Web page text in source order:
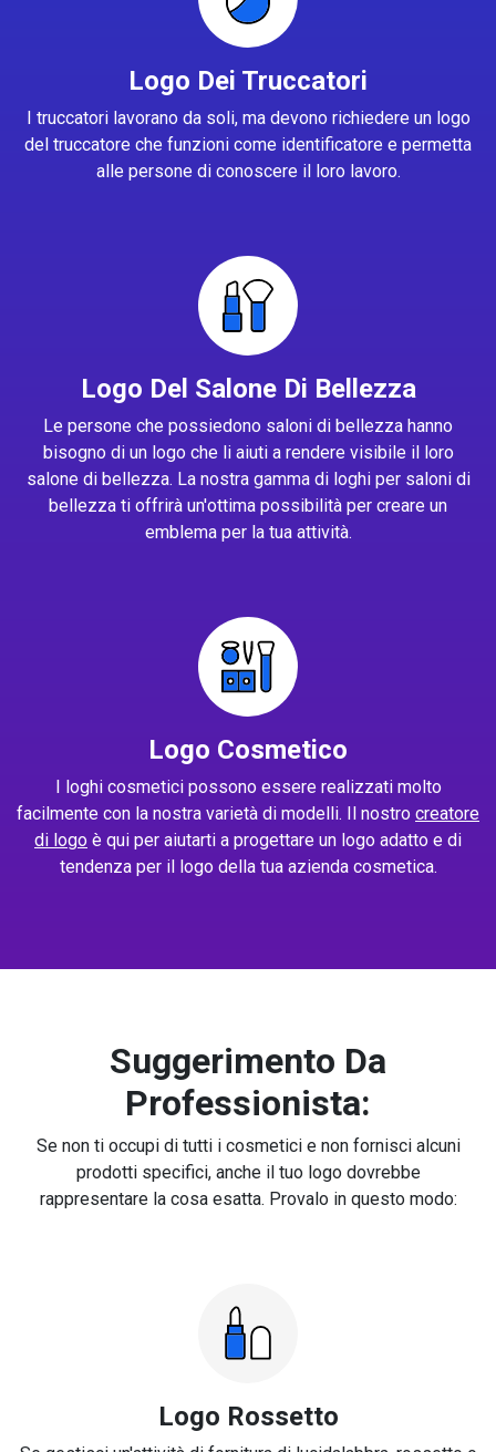
Logo Dei Truccatori
I truccatori lavorano da soli, ma devono richiedere un logo
del truccatore che funzioni come identificatore e permetta
alle persone di conoscere il loro lavoro.
Logo Del Salone Di Bellezza
Le persone che possiedono saloni di bellezza hanno
bisogno di un logo che li aiuti a rendere visibile il loro
salone di bellezza. La nostra gamma di loghi per saloni di
bellezza ti offrirà un'ottima possibilità per creare un
emblema per la tua attività.
Logo Cosmetico
I loghi cosmetici possono essere realizzati molto
facilmente con la nostra varietà di modelli. Il nostro creatore
di logo è qui per aiutarti a progettare un logo adatto e di
tendenza per il logo della tua azienda cosmetica.
Suggerimento Da
Professionista:
Se non ti occupi di tutti i cosmetici e non fornisci alcuni
prodotti specifici, anche il tuo logo dovrebbe
rappresentare la cosa esatta. Provalo in questo modo:
Logo Rossetto